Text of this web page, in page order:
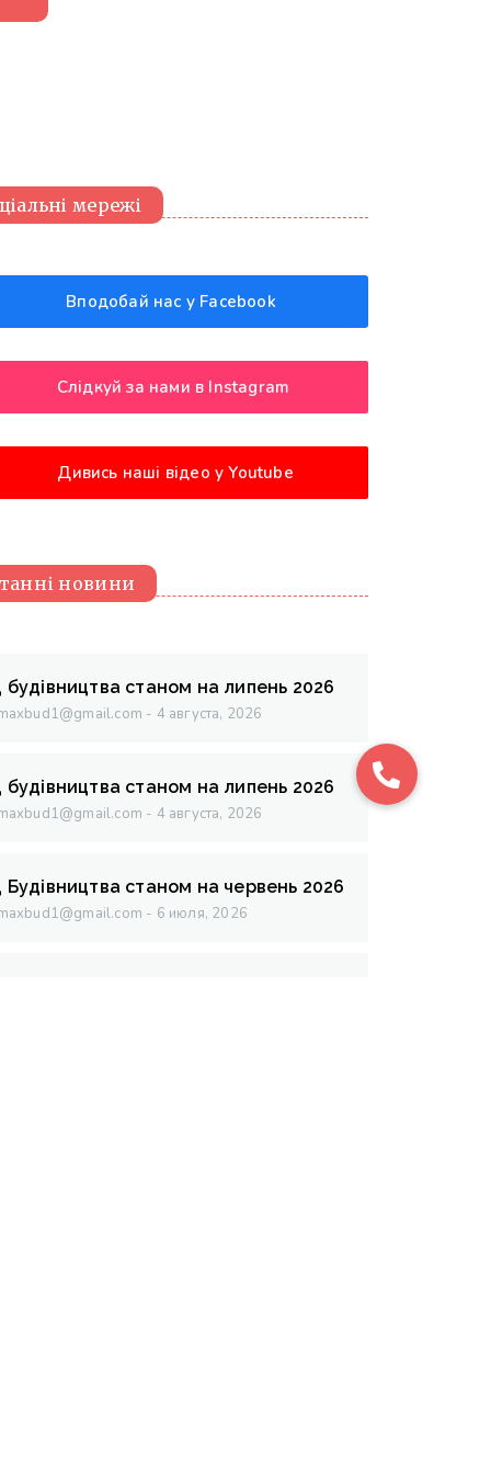
мережі
Вподобай нас у Facebook
Слідкуй за нами в Instagram
Дивись наші відео у Youtube
новини
будівництва станом на липень 2026
4 августа, 2026
будівництва станом на липень 2026
4 августа, 2026
Будівництва станом на червень 2026
6 июля, 2026